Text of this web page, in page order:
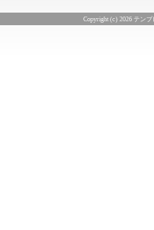
Copyright (c) 2026 テン